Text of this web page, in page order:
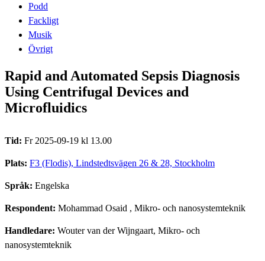
Podd
Fackligt
Musik
Övrigt
Rapid and Automated Sepsis Diagnosis
Using Centrifugal Devices and
Microfluidics
Tid: Fr 2025-09-19 kl 13.00
Plats: F3 (Flodis), Lindstedtsvägen 26 & 28, Stockholm
Språk: Engelska
Respondent: Mohammad Osaid , Mikro- och nanosystemteknik
Handledare: Wouter van der Wijngaart, Mikro- och
nanosystemteknik